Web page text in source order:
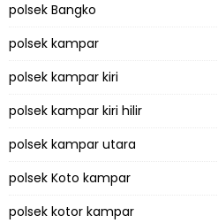
polsek Bangko
polsek kampar
polsek kampar kiri
polsek kampar kiri hilir
polsek kampar utara
polsek Koto kampar
polsek kotor kampar